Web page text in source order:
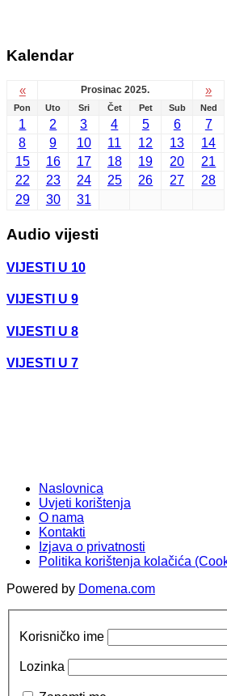
Kalendar
« Prosinac 2025. »
Pon Uto Sri Čet Pet Sub Ned
1 2 3 4 5 6
7
8
9 10 11 12 13
14
15
16 17 18 19 20
21
22
23 24 25 26 27
28
29
30 31
Audio vijesti
VIJESTI U 10
VIJESTI U 9
VIJESTI U 8
VIJESTI U 7
Naslovnica
Uvjeti korištenja
O nama
Kontakti
Izjava o privatnosti
Politika korištenja kolačića
Powered by Domena.com
Korisničko ime
Lozinka